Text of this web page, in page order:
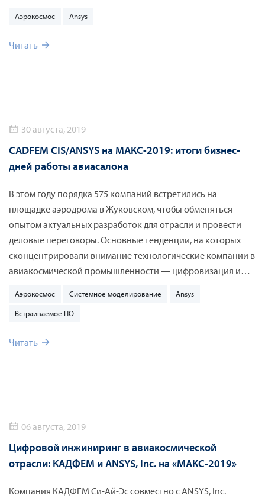
обсуждали с посетителями авиасалона передовые
практики инженерного моделирования в авиакосмосе и
CES Selector.
Аэрокосмос Ansys
Читать
30 августа, 2019
CADFEM CIS/ANSYS на МАКС-2019: итоги бизнес-
дней работы авиасалона
В этом году порядка 575 компаний встретились на
площадке аэродрома в Жуковском, чтобы обменяться
опытом актуальных разработок для отрасли и провести
деловые переговоры. Основные тенденции, на которых
сконцентрировали внимание технологические компании в
авиакосмической промышленности — цифровизация и
беспилотных летательных аппаратов, создание «умных»
самолётов при помощи интернета вещей, применение
производства. Большая часть активного развития этих
Аэрокосмос Системное моделирование Ansys
Встраиваемое ПО
Читать
06 августа, 2019
Цифровой инжиниринг в авиакосмической
отрасли: КАДФЕМ и ANSYS, Inc. на «МАКС-2019»
Компания КАДФЕМ Си-Ай-Эc совместно с ANSYS, Inc.